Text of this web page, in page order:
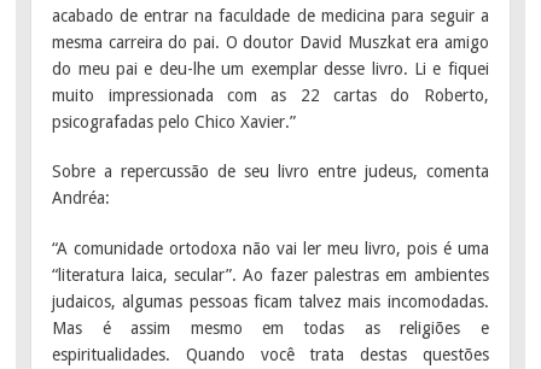
acabado de entrar na faculdade de medicina para seguir a
mesma carreira do pai. O doutor David Muszkat era amigo
do meu pai e deu-lhe um exemplar desse livro. Li e fiquei
muito impressionada com as 22 cartas do Roberto,
psicografadas pelo Chico Xavier.”
Sobre a repercussão de seu livro entre judeus, comenta
Andréa:
“A comunidade ortodoxa não vai ler meu livro, pois é uma
“literatura laica, secular”. Ao fazer palestras em ambientes
judaicos, algumas pessoas ficam talvez mais incomodadas.
Mas é assim mesmo em todas as religiões e
espiritualidades. Quando você trata destas questões